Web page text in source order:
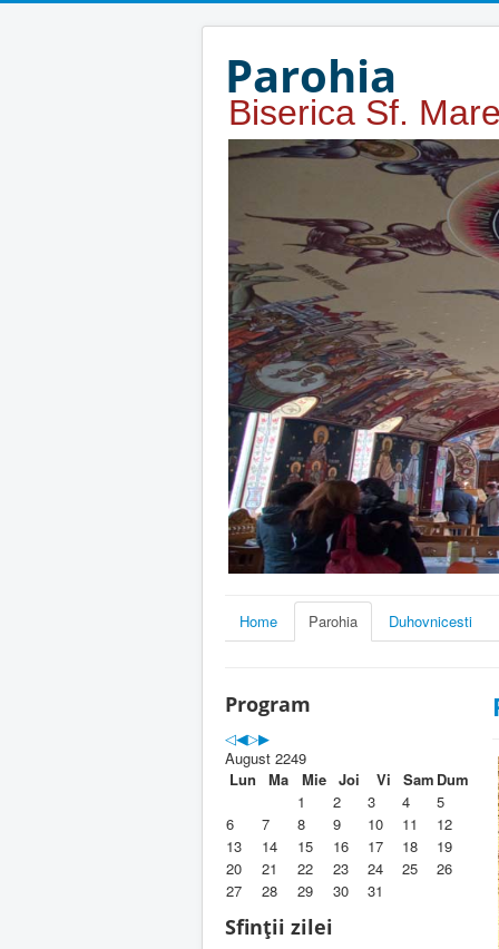
Parohia
Biserica Sf.
Home Parohia Duhovnicesti
Program
August 2249
Lun
Ma Mie Joi Vi Sam Dum
1
2 3 4
5
6
7 8 9 10 11
12
13
14 15 16 17 18
19
20
21 22 23 24 25
26
27
28 29 30 31
Sfinții zilei